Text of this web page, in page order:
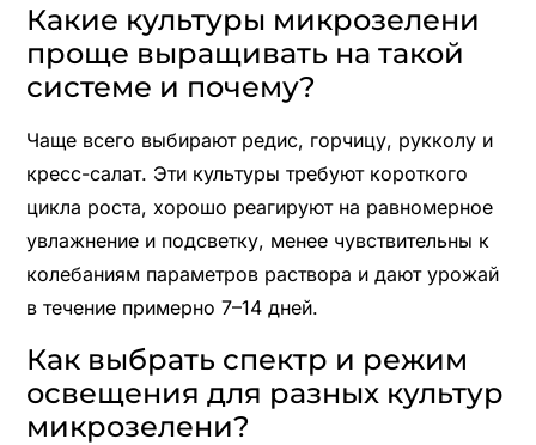
Какие культуры микрозелени
проще выращивать на такой
системе и почему?
Чаще всего выбирают редис, горчицу, рукколу и
кресс-салат. Эти культуры требуют короткого
цикла роста, хорошо реагируют на равномерное
увлажнение и подсветку, менее чувствительны к
колебаниям параметров раствора и дают урожай
в течение примерно 7–14 дней.
Как выбрать спектр и режим
освещения для разных культур
микрозелени?